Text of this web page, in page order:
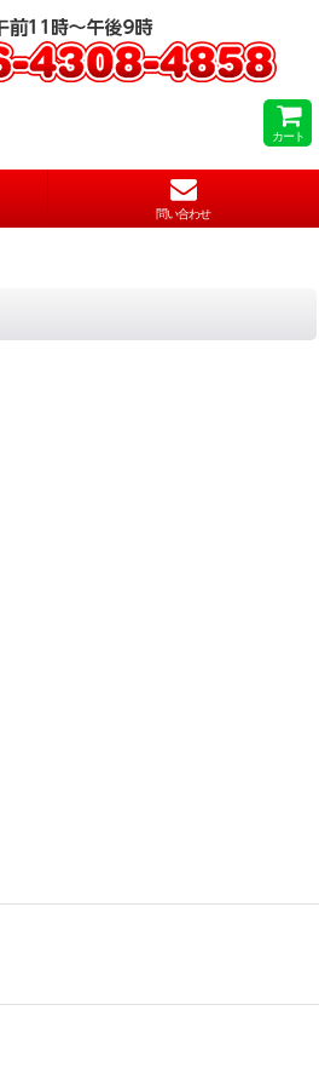
カート
問い合わせ